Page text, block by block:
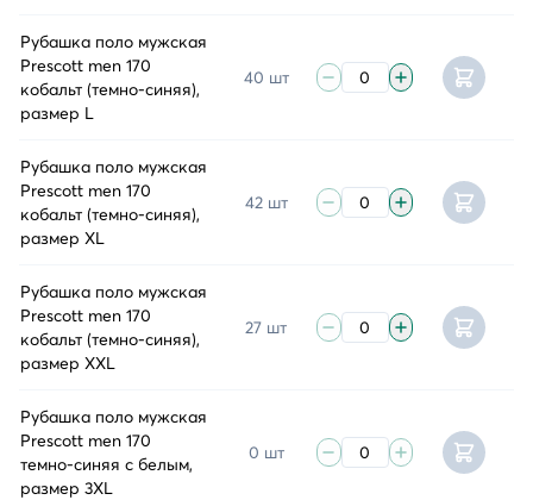
Рубашка поло мужская
Prescott men 170
кобальт (темно-синяя),
размер L
40 шт
Рубашка поло мужская
Prescott men 170
кобальт (темно-синяя),
размер XL
42 шт
Рубашка поло мужская
Prescott men 170
кобальт (темно-синяя),
размер XXL
27 шт
Рубашка поло мужская
Prescott men 170
темно-синяя с белым,
размер 3XL
0 шт